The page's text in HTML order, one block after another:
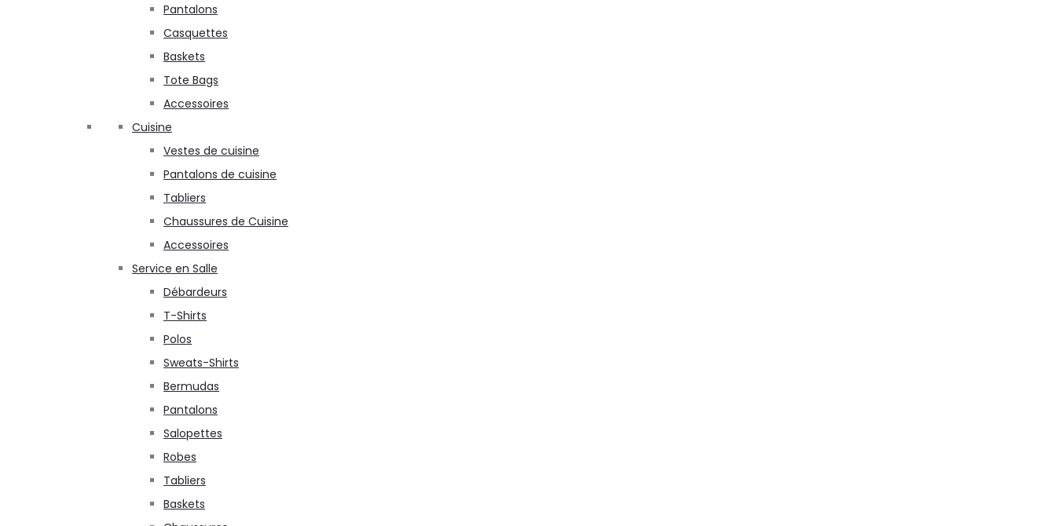
Pantalons
Casquettes
Baskets
Tote Bags
Accessoires
Cuisine
Vestes de cuisine
Pantalons de cuisine
Tabliers
Chaussures de Cuisine
Accessoires
Service en Salle
Débardeurs
T-Shirts
Polos
Sweats-Shirts
Bermudas
Pantalons
Salopettes
Robes
Tabliers
Baskets